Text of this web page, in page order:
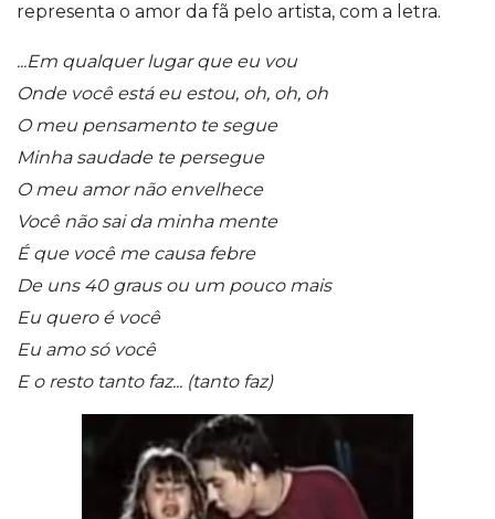
representa o amor da fã pelo artista, com a letra.
...Em qualquer lugar que eu vou
Onde você está eu estou, oh, oh, oh
O meu pensamento te segue
Minha saudade te persegue
O meu amor não envelhece
Você não sai da minha mente
É que você me causa febre
De uns 40 graus ou um pouco mais
Eu quero é você
Eu amo só você
E o resto tanto faz... (tanto faz)